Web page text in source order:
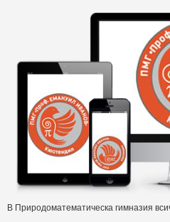
В Природоматематическа гимназия